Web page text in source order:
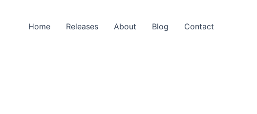
Home Releases About Blog Contact